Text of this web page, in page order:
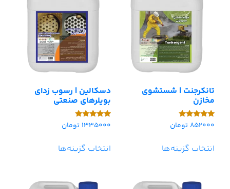
تانکرجنت | شستشوی
مخازن
امتیاز
852000 تومان
انتخاب گزینه‌ها
دسکالین | رسوب زدای
بویلرهای صنعتی
امتیاز
1335000 تومان
انتخاب گزینه‌ها